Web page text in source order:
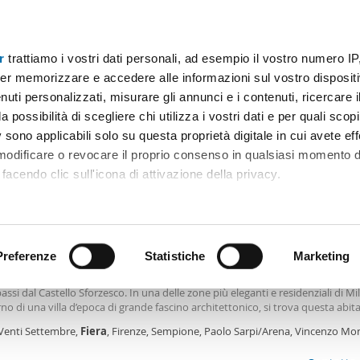
trattiamo i vostri dati personali, ad esempio il vostro numero
memorizzare e accedere alle informazioni sul vostro
personalizzati, misurare gli annunci e i contenuti, ricercare
possibilità di scegliere chi utilizza i vostri dati e per quali
applicabili solo su questa proprietà digitale in cui avete
o revocare il proprio consenso in qualsiasi momento
clic sull'icona di attivazione della privacy.
scansionandolo attivamente alla ricerca di caratteristiche
elaborati i tuoi dati personali e imposta le tue preferenze
il tuo consenso in qualsiasi momento dalla Dichiarazione
contenuti ed annunci, per fornire funzionalità dei
Statistiche Marketing
Prezzo Superficie Locali Più filtri - 1
fiera milano Milano
Ordine Mioaffitto
arredato Fiera, firenze, sempione, paolo sarpi/arena
dal Castello Sforzesco. In una delle zone più eleganti e residenziali di
di una villa d’epoca di grande fascino architettonico, si trova questa
a creare ambienti ariosi e piacevoli. L’appartamento di 120
Settembre, Fiera, Firenze, Sempione, Paolo Sarpi/Arena, Vincenzo